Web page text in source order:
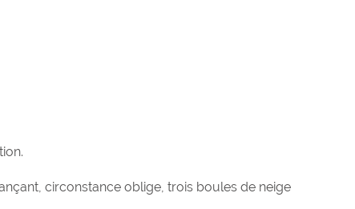
circonstance oblige, trois boules de neige